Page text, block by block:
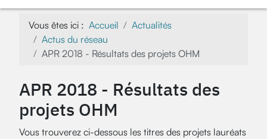
Vous êtes ici : Accueil
Actualités
Actus du réseau
APR 2018 - Résultats des projets OHM
APR 2018 - Résultats des
projets OHM
Vous trouverez ci-dessous les titres des projets lauréats